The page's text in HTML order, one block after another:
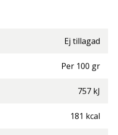
Ej tillagad
Per 100 gr
757 kJ
181 kcal